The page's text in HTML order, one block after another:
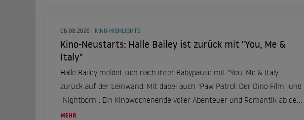
06.08.2026 KINO-HIGHLIGHTS
Kino-Neustarts: Halle Bailey ist zurück mit "You, Me &
Italy"
Halle Bailey meldet sich nach ihrer Babypause mit "You, Me & Italy"
zurück auf der Leinwand. Mit dabei auch "Paw Patrol: Der Dino Film" und
"Nightborn". Ein Kinowochenende voller Abenteuer und Romantik ab dem
6. August.
MEHR